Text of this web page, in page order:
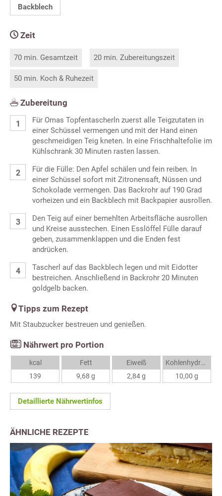
Backblech
Zeit
70 min. Gesamtzeit 20 min. Zubereitungszeit
50 min. Koch & Ruhezeit
Zubereitung
Für Omas Topfentascherln zuerst alle Teigzutaten in
einer Schüssel vermengen und mit der Hand einen
geschmeidigen Teig kneten. In eine Frischhaltefolie im
Kühlschrank 30 Minuten rasten lassen.
Für die Fülle: Den Apfel schälen und fein reiben. In
einer Schüssel sofort mit Zitronensaft, Nüssen und
Schokolade vermengen. Das Backrohr auf 190 Grad
vorheizen und ein Backblech mit Backpapier ausrollen.
Den Teig auf einer bemehlten Arbeitsfläche ausrollen
und Kreise ausstechen. Einen Esslöffel Fülle darauf
geben, zusammenklappen und die Enden fest
andrücken.
Tascherl auf das Backblech legen und mit Eidotter
bestreichen. Anschließend in Backrohr 20 Minuten
goldgelb backen.
Tipps zum Rezept
Mit Staubzucker bestreuen und genießen.
Nährwert pro Portion
kcal
139
Fett
9,68 g
Eiweiß
2,84 g
Kohlenhydrate
10,00 g
Detaillierte Nährwertinfos
ÄHNLICHE REZEPTE